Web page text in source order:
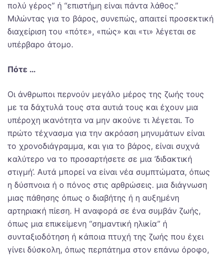
πολύ γέρος” ή “επιστήμη είναι πάντα λάθος.”
Μιλώντας για το βάρος, συνεπώς, απαιτεί προσεκτική
διαχείριση του «πότε», «πώς» και «τι» λέγεται σε
υπέρβαρο άτομο.
Πότε …
Οι άνθρωποι περνούν μεγάλο μέρος της ζωής τους
με τα δάχτυλά τους στα αυτιά τους και έχουν μια
υπέροχη ικανότητα να μην ακούνε τι λέγεται. Το
πρώτο τέχνασμα για την ακρόαση μηνυμάτων είναι
το χρονοδιάγραμμα, και για το βάρος, είναι συχνά
καλύτερο να το προσαρτήσετε σε μια ‘διδακτική
στιγμή’. Αυτά μπορεί να είναι νέα συμπτώματα, όπως
η δύσπνοια ή ο πόνος στις αρθρώσεις. μια διάγνωση
μιας πάθησης όπως ο διαβήτης ή η αυξημένη
αρτηριακή πίεση. Η αναφορά σε ένα συμβάν ζωής,
όπως μια επικείμενη “σημαντική ηλικία” ή
συνταξιοδότηση ή κάποια πτυχή της ζωής που έχει
γίνει δύσκολη, όπως περπάτημα στον επάνω όροφο,